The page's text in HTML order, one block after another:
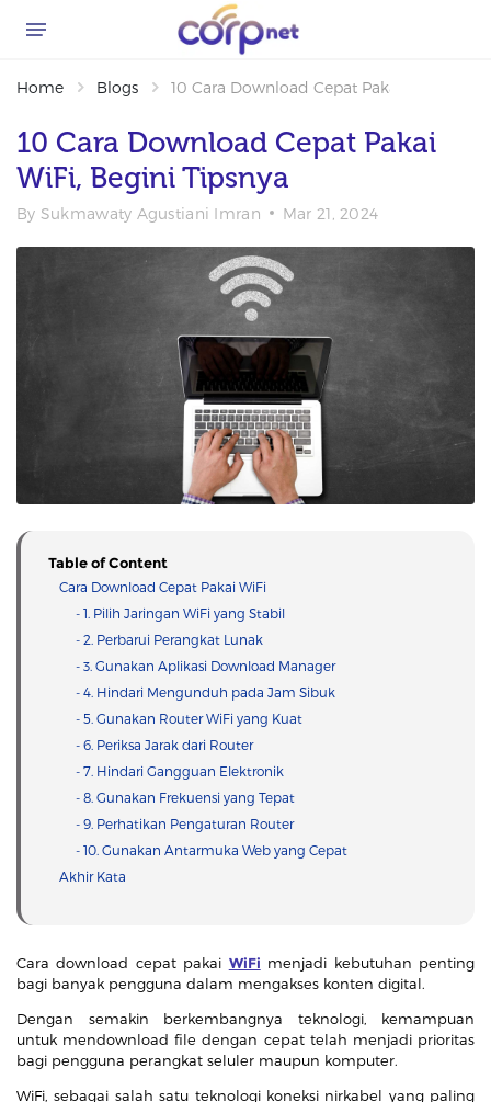
Home Blogs 10 Cara Download Cepat Pakai WiFi,
10 Cara Download Cepat Pakai
WiFi, Begini Tipsnya
By Sukmawaty Agustiani Imran Mar 21, 2024
Table of Content
Cara Download Cepat Pakai WiFi
- 1. Pilih Jaringan WiFi yang Stabil
- 2. Perbarui Perangkat Lunak
- 3. Gunakan Aplikasi Download Manager
- 4. Hindari Mengunduh pada Jam Sibuk
- 5. Gunakan Router WiFi yang Kuat
- 6. Periksa Jarak dari Router
- 7. Hindari Gangguan Elektronik
- 8. Gunakan Frekuensi yang Tepat
- 9. Perhatikan Pengaturan Router
- 10. Gunakan Antarmuka Web yang Cepat
Akhir Kata
Cara download cepat pakai WiFi menjadi kebutuhan penting
bagi banyak pengguna dalam mengakses konten digital.
Dengan semakin berkembangnya teknologi, kemampuan
untuk mendownload file dengan cepat telah menjadi prioritas
bagi pengguna perangkat seluler maupun komputer.
WiFi, sebagai salah satu teknologi koneksi nirkabel yang paling